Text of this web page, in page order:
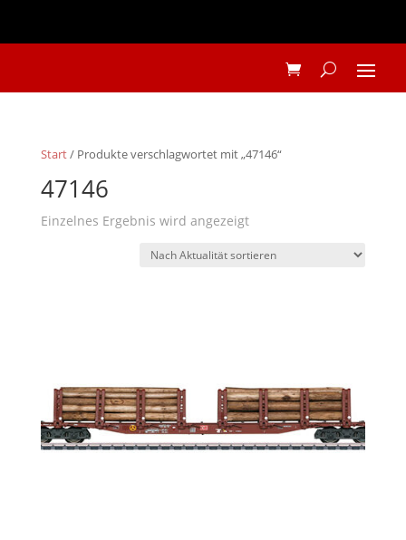
Start/ Produkte verschlagwortet mit „47146“
47146
Einzelnes Ergebnis wird angezeigt